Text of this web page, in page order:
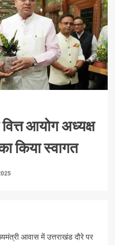
आयोग अध्यक्ष
किया स्वागत
आवास में उत्तराखंड दौरे पर